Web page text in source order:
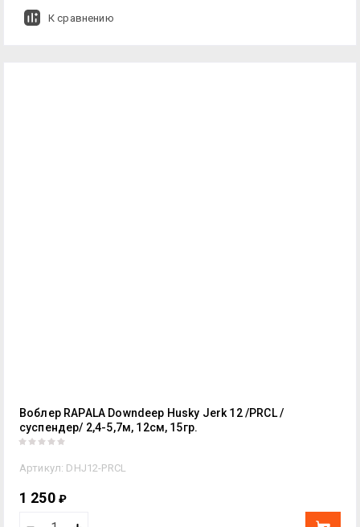
К сравнению
Воблер RAPALA Downdeep Husky Jerk 12 /PRCL /
суспендер/ 2,4-5,7м, 12см, 15гр.
Артикул: DHJ12-PRCL
1 250 ₽